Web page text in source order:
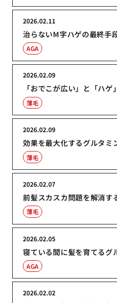
治らないM字ハゲの最終手
2026.02.11
AGA
「おでこが広い」と「ハ
2026.02.09
薄毛
効果を最大化するグルタミ
2026.02.09
薄毛
前髪スカスカ問題を解消す
2026.02.07
薄毛
寝ている間に髪を育てるグ
2026.02.05
AGA
2026.02.02